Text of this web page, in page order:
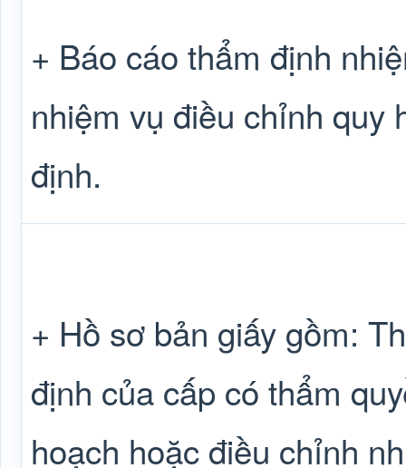
+ Báo cáo thẩm định
nhiệm vụ điều chỉnh quy
định.
+ Hồ sơ bản giấy gồm:
định của cấp có thẩm
hoạch hoặc điều chỉnh